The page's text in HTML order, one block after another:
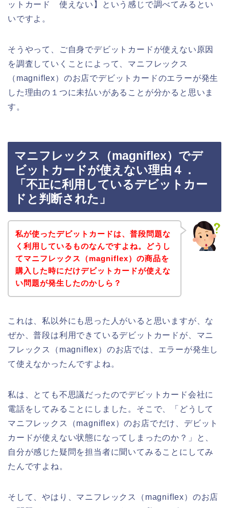
ットカード 使えない】という感じで調べてみるとい
いですよ。
そうやって、ご自身でデビットカードが使えない原因
を調査していくことによって、マニフレックス
（magniflex）のお店でデビットカードのエラーが発生
した理由の１つに未払いがあることが分かると思いま
す。
マニフレックス（magniflex）でデ
ビットカードが使えない理由４．
「不正に利用しているデビットカー
ドと判断された」
私が使ったデビットカードは、普段問題な
く利用しているものなんですよね。どうし
てマニフレックス（magniflex）の商品を
購入した時にだけデビットカードが使えな
い問題が発生したのかしら？
これは、私以外にも思った人がいると思いますが、な
ぜか、普段は利用できているデビットカードが、マニ
フレックス（magniflex）のお店では、エラーが発生し
て使えなかったんですよね。
私は、とても不思議だったのでデビットカード会社に
電話をしてみることにしました。そこで、「どうして
マニフレックス（magniflex）のお店でだけ、デビット
カードが使えない状態になってしまったのか？」と、
自分が感じた疑問を担当者に聞いてみることにしてみ
たんですよね。
そして、やはり、マニフレックス（magniflex）のお店